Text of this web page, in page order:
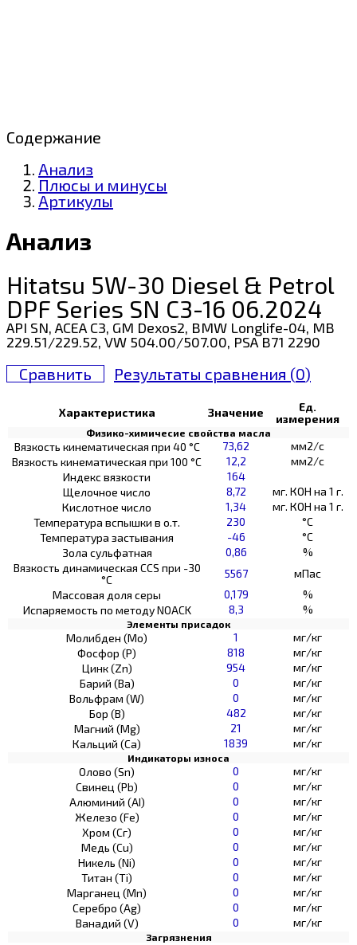
Содержание
Анализ
Плюсы и минусы
Артикулы
Анализ
Hitatsu 5W-30 Diesel & Petrol
DPF Series SN C3-16 06.2024
API SN, ACEA C3, GM Dexos2, BMW Longlife-04, MB
229.51/229.52, VW 504.00/507.00, PSA B71 2290
Сравнить Результаты сравнения (0)
Характеристика Значение
Ед.
измерения
Физико-химичесие свойства масла
Вязкость кинематическая при 40 °С 73,62
мм2/с
Вязкость кинематическая при 100 °С
12,2
мм2/с
Индекс вязкости
164
Щелочное число
8,72
мг. КОН на 1 г.
Кислотное число
1,34
мг. КОН на 1 г.
Температура вспышки в о.т.
230
°C
Температура застывания
-46
°C
Зола сульфатная
0,86
%
Вязкость динамическая CCS при -30
°С
5567
мПас
Массовая доля серы
0,179
%
Испаряемость по методу NOACK
8,3 %
Элементы присадок
Молибден (Мо) 1
мг/кг
Фосфор (Р)
818
мг/кг
Цинк (Zn)
954
мг/кг
Барий (Ва)
0
мг/кг
Вольфрам (W)
0
мг/кг
Бор (В)
482
мг/кг
Магний (Mg)
21
мг/кг
Кальций (Са)
1839 мг/кг
Индикаторы износа
Олово (Sn) 0
мг/кг
Свинец (Pb)
0
мг/кг
Алюминий (AI)
0
мг/кг
Железо (Fe)
0
мг/кг
Хром (Сг)
0
мг/кг
Медь (Cu)
0
мг/кг
Никель (Ni)
0
мг/кг
Титан (Ti)
0
мг/кг
Марганец (Mn)
0
мг/кг
Серебро (Ag)
0
мг/кг
Ванадий (V)
0 мг/кг
Загрязнения